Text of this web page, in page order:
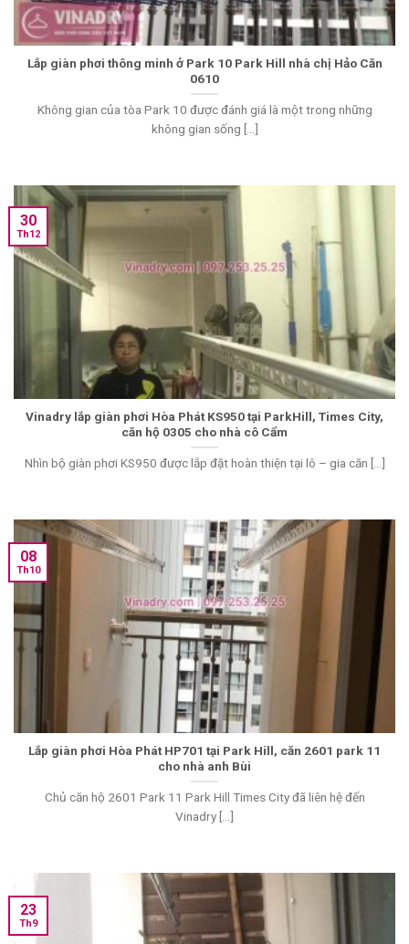
Lắp giàn phơi thông minh ở Park 10 Park Hill nhà chị Hảo Căn
0610
Không gian của tòa Park 10 được đánh giá là một trong những
không gian sống [...]
Vinadry lắp giàn phơi Hòa Phát KS950 tại ParkHill, Times City,
căn hộ 0305 cho nhà cô Cẩm
Nhìn bộ giàn phơi KS950 được lắp đặt hoàn thiện tại lô – gia căn [...]
30
Th12
Lắp giàn phơi Hòa Phát HP701 tại Park Hill, căn 2601 park 11
cho nhà anh Bùi
Chủ căn hộ 2601 Park 11 Park Hill Times City đã liên hệ đến
Vinadry [...]
08
Th10
23
Th9